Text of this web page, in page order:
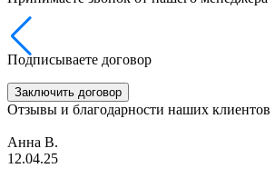
Подписываете договор
Заключить договор
Отзывы и благодарности наших клиентов
Анна В.
12.04.25